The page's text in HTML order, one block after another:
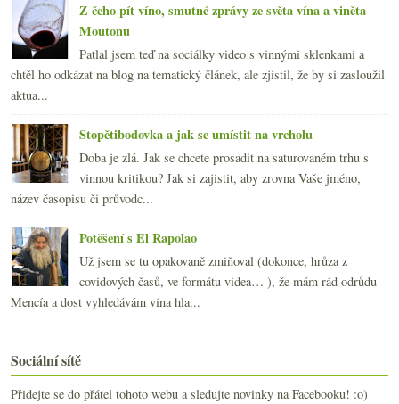
Z čeho pít víno, smutné zprávy ze světa vína a viněta
Moutonu
Patlal jsem teď na sociálky video s vinnými sklenkami a
chtěl ho odkázat na blog na tematický článek, ale zjistil, že by si zasloužil
aktua...
Stopětibodovka a jak se umístit na vrcholu
Doba je zlá. Jak se chcete prosadit na saturovaném trhu s
vinnou kritikou? Jak si zajistit, aby zrovna Vaše jméno,
název časopisu či průvodc...
Potěšení s El Rapolao
Už jsem se tu opakovaně zmiňoval (dokonce, hrůza z
covidových časů, ve formátu videa… ), že mám rád odrůdu
Mencía a dost vyhledávám vína hla...
Sociální sítě
Přidejte se do přátel tohoto webu a sledujte novinky na Facebooku! :o)